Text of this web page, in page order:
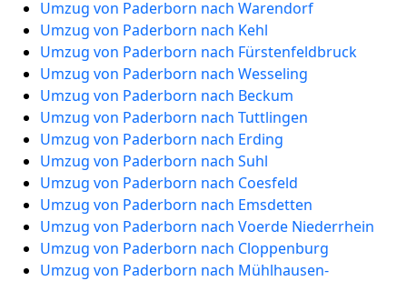
Umzug von Paderborn nach Warendorf
Umzug von Paderborn nach Kehl
Umzug von Paderborn nach Fürstenfeldbruck
Umzug von Paderborn nach Wesseling
Umzug von Paderborn nach Beckum
Umzug von Paderborn nach Tuttlingen
Umzug von Paderborn nach Erding
Umzug von Paderborn nach Suhl
Umzug von Paderborn nach Coesfeld
Umzug von Paderborn nach Emsdetten
Umzug von Paderborn nach Voerde Niederrhein
Umzug von Paderborn nach Cloppenburg
Umzug von Paderborn nach Mühlhausen-